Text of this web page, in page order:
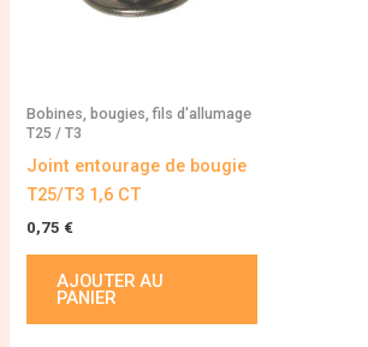
Bobines, bougies, fils d'allumage
T25 / T3
Joint entourage de bougie
T25/T3 1,6 CT
0,75 €
AJOUTER AU
PANIER